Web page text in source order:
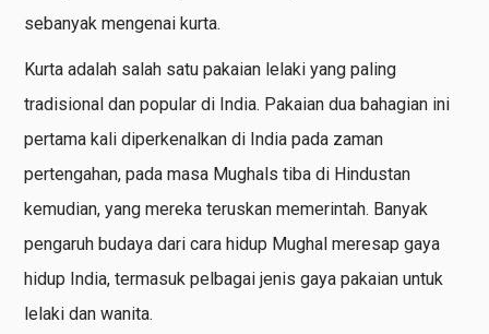
sebanyak mengenai kurta.
Kurta adalah salah satu pakaian lelaki yang paling
tradisional dan popular di India. Pakaian dua bahagian ini
pertama kali diperkenalkan di India pada zaman
pertengahan, pada masa Mughals tiba di Hindustan
kemudian, yang mereka teruskan memerintah. Banyak
pengaruh budaya dari cara hidup Mughal meresap gaya
hidup India, termasuk pelbagai jenis gaya pakaian untuk
lelaki dan wanita.